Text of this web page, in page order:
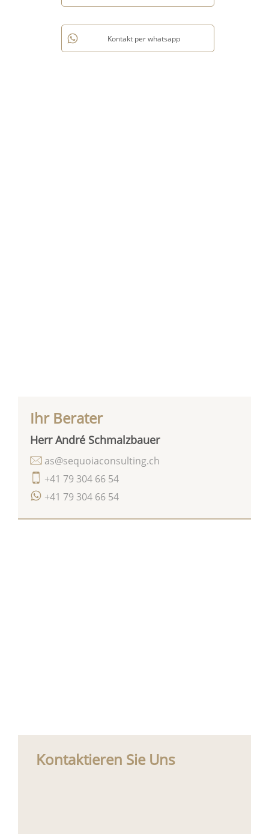
Ihr Berater
Herr André Schmalzbauer
+41 79 304 66 54
+41 79 304 66 54
as@sequoiaconsulting.ch
Kontaktieren Sie Uns
Kontakt per whatsapp